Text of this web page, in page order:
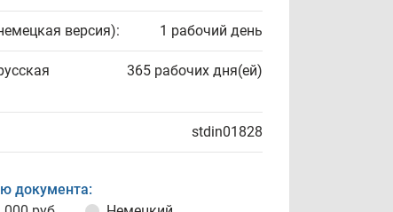
версия): 1 рабочий день
365 рабочих дня(ей)
stdin01828
документа: